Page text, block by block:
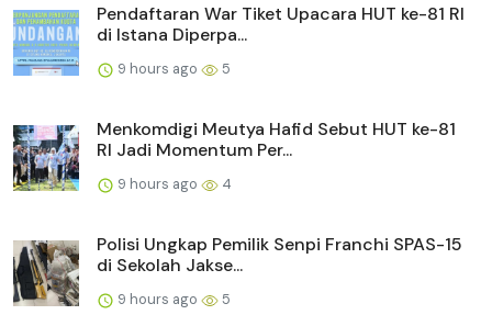
Pendaftaran War Tiket Upacara HUT ke-81 RI
di Istana Diperpa...
9 hours ago 5
Menkomdigi Meutya Hafid Sebut HUT ke-81
RI Jadi Momentum Per...
9 hours ago 4
Polisi Ungkap Pemilik Senpi Franchi SPAS-15
di Sekolah Jakse...
9 hours ago 5